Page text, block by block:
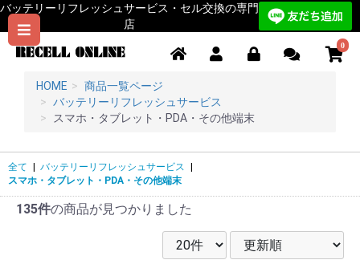
バッテリーリフレッシュサービス・セル交換の専門
店
0
HOME
商品一覧ページ
バッテリーリフレッシュサービス
スマホ・タブレット・PDA・その他端末
全て バッテリーリフレッシュサービス
スマホ・タブレット・PDA・その他端末
135件の商品が見つかりました